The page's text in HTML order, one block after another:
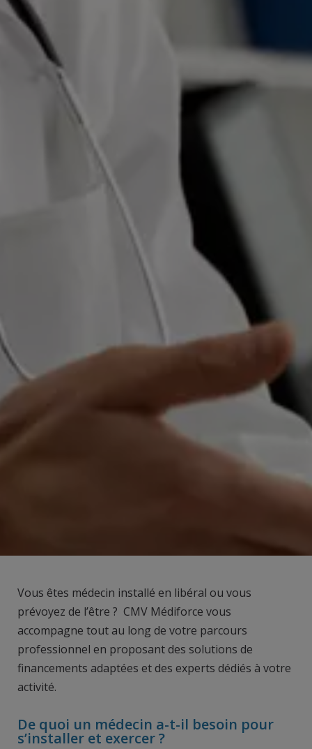
Vous êtes médecin installé en libéral ou vous
prévoyez de l’être ? CMV Médiforce vous
accompagne tout au long de votre parcours
professionnel en proposant des solutions de
financements adaptées et des experts dédiés à votre
activité.
De quoi un médecin a-t-il besoin pour
s’installer et exercer ?